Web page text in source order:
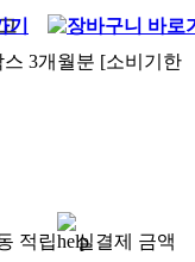
3개월분 [소비기한
적립
실결제 금액